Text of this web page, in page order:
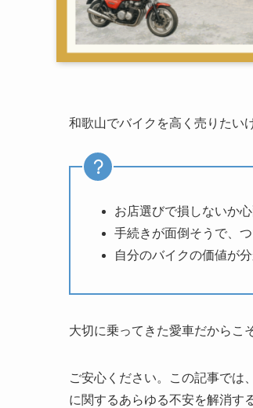
和歌山でバイクを高く売りたい
お店選びで損しないか
手続きが面倒そうで、
自分のバイクの価値が
大切に乗ってきた愛車だからこ
ご安心ください。この記事では、
に関するあらゆる不安を解消す